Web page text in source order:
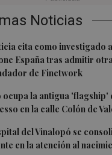
Noticias
cita como investigado
España tras admitir
de Finetwork
ocupa la antigua 'flagship'
en la calle Colón de
del Vinalopó se
en la atención al